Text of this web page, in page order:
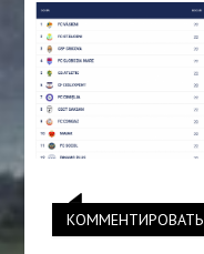
КОММЕНТИРОВАТЬ